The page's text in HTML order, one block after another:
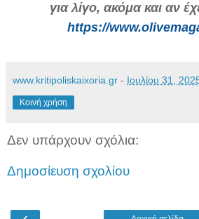
για λίγο, ακόμα και αν
https://
www.kritipoliskaixoria.gr - Ιουλίου 31,
Κοινή χρήση
Δεν υπάρχουν σχόλια:
Δημοσίευση σχολίου